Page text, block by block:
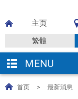
主页
繁體
MENU
首页 > 最新消息